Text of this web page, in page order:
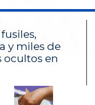
y miles de
ocultos en